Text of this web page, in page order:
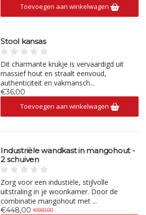
Toevoegen aan winkelwagen
Stool kansas
Dit charmante krukje is vervaardigd uit
massief hout en straalt eenvoud,
authenticiteit en vakmansch...
€36,00
Toevoegen aan winkelwagen
Industriële wandkast in mangohout -
2 schuiven
Zorg voor een industiële, stijlvolle
uitstraling in je woonkamer. Door de
combinatie mangohout met ...
€448,00 €560,00